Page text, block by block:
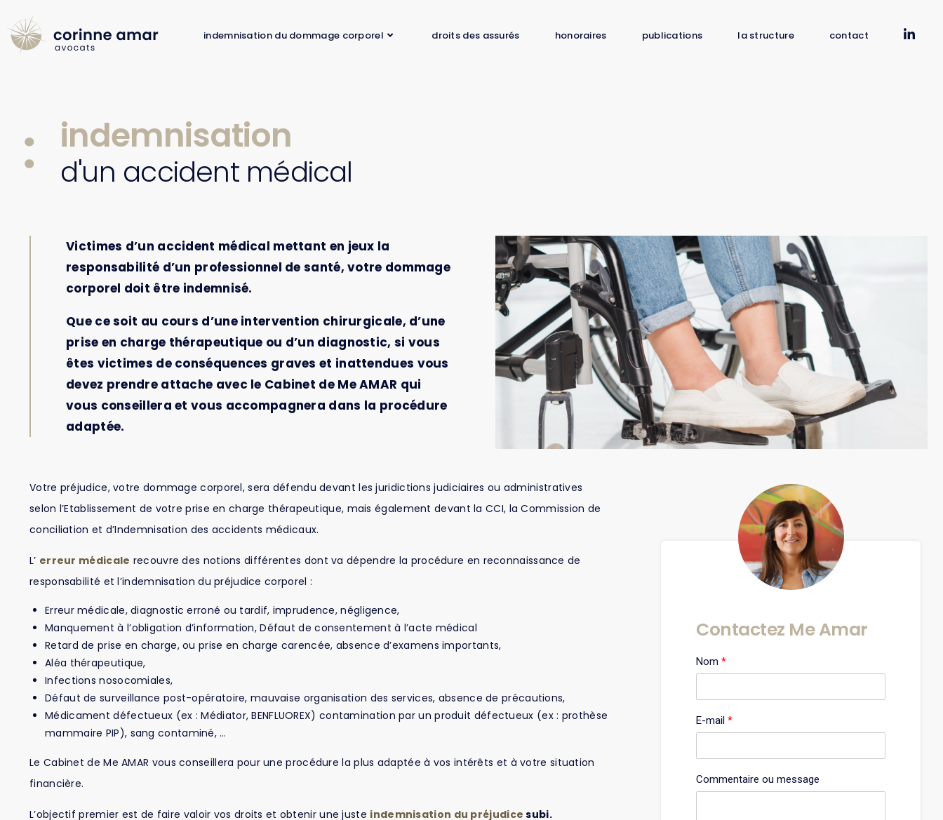
indemnisation du dommage corporel droits des assurés honoraires publications la structure contact
indemnisation
d'un accident médical
Victimes d’un accident médical mettant en jeux la
responsabilité d’un professionnel de santé, votre dommage
corporel doit être indemnisé.
Que ce soit au cours d’une intervention chirurgicale, d’une
prise en charge thérapeutique ou d’un diagnostic, si vous
êtes victimes de conséquences graves et inattendues vous
devez prendre attache avec le Cabinet de Me AMAR qui
vous conseillera et vous accompagnera dans la procédure
adaptée.
Votre préjudice, votre dommage corporel, sera défendu devant les juridictions judiciaires ou administratives
selon l’Etablissement de votre prise en charge thérapeutique, mais également devant la CCI, la Commission de
conciliation et d’Indemnisation des accidents médicaux.
L’ erreur médicale recouvre des notions différentes dont va dépendre la procédure en reconnaissance de
responsabilité et l’indemnisation du préjudice corporel :
Erreur médicale, diagnostic erroné ou tardif, imprudence, négligence,
Manquement à l’obligation d’information, Défaut de consentement à l’acte médical
Retard de prise en charge, ou prise en charge carencée, absence d’examens importants,
Aléa thérapeutique,
Infections nosocomiales,
Défaut de surveillance post-opératoire, mauvaise organisation des services, absence de précautions,
Médicament défectueux (ex : Médiator, BENFLUOREX) contamination par un produit défectueux (ex : prothèse
mammaire PIP), sang contaminé, …
Le Cabinet de Me AMAR vous conseillera pour une procédure la plus adaptée à vos intérêts et à votre situation
financière.
L’objectif premier est de faire valoir vos droits et obtenir une juste indemnisation du préjudice subi.
Contactez Me Amar
Nom *
E-mail *
Commentaire ou message